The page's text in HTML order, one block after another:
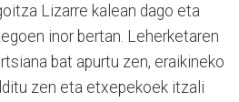
Lizarre kalean dago eta
inor bertan. Leherketaren
bat apurtu zen, eraikineko
zen eta etxepekoek itzali